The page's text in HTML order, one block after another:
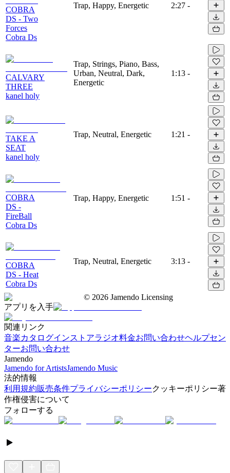
COBRA
DS - Two
Forces
Cobra Ds
Trap, Happy, Energetic 2:27 -
CALVARY
THREE
kanel holy
Trap, Strings, Piano, Bass,
Urban, Neutral, Dark,
Energetic
1:13 -
TAKE A
SEAT
kanel holy
Trap, Neutral, Energetic 1:21 -
COBRA
DS -
FireBall
Cobra Ds
Trap, Happy, Energetic 1:51 -
COBRA
DS - Heat
Cobra Ds
Trap, Neutral, Energetic 3:13 -
© 2026 Jamendo Licensing
アプリを入手
関連リンク
音楽カタログインストアラジオ料金お問い合わせヘルプセン
ターお問い合わせ
Jamendo
Jamendo for ArtistsJamendo Music
法的情報
利用規約販売条件プライバシーポリシークッキーポリシー著
作権侵害について
フォローする